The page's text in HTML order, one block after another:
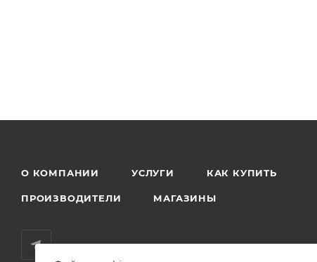
О КОМПАНИИ УСЛУГИ КАК КУПИТЬ
ПРОИЗВОДИТЕЛИ МАГАЗИНЫ